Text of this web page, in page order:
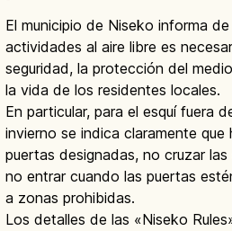
El municipio de Niseko informa
actividades al aire libre es
seguridad, la protección del
la vida de los residentes locales.
En particular, para el esquí fuera
invierno se indica claramente que
puertas designadas, no cruzar
no entrar cuando las puertas
a zonas prohibidas.
Los detalles de las «Niseko